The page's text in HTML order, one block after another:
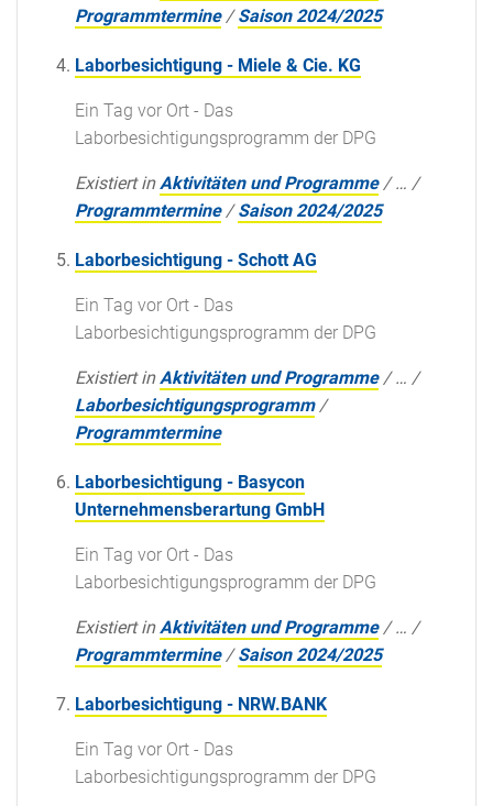
Programmtermine /Saison 2024/2025
Laborbesichtigung - Miele & Cie. KG
Ein Tag vor Ort - Das
Laborbesichtigungsprogramm der DPG
Existiert in Aktivitäten und Programme /… /
Programmtermine /Saison 2024/2025
Laborbesichtigung - Schott AG
Ein Tag vor Ort - Das
Laborbesichtigungsprogramm der DPG
Existiert in Aktivitäten und Programme /… /
Laborbesichtigungsprogramm /
Programmtermine
Laborbesichtigung - Basycon
Unternehmensberartung GmbH
Ein Tag vor Ort - Das
Laborbesichtigungsprogramm der DPG
Existiert in Aktivitäten und Programme /… /
Programmtermine /Saison 2024/2025
Laborbesichtigung - NRW.BANK
Ein Tag vor Ort - Das
Laborbesichtigungsprogramm der DPG